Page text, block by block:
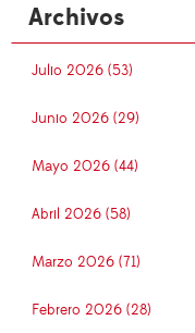
Archivos
Julio 2026 (53)
Junio 2026 (29)
Mayo 2026 (44)
Abril 2026 (58)
Marzo 2026 (71)
Febrero 2026 (28)